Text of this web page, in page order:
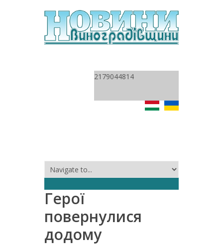
2179044814
Герої
повернулися
додому